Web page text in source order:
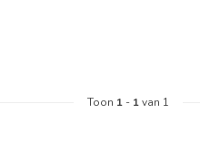
Toon 1 - 1van 1